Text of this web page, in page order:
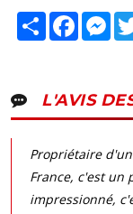
Partager
L'AVIS
Propriétaire
France, c'est un
impressionné,